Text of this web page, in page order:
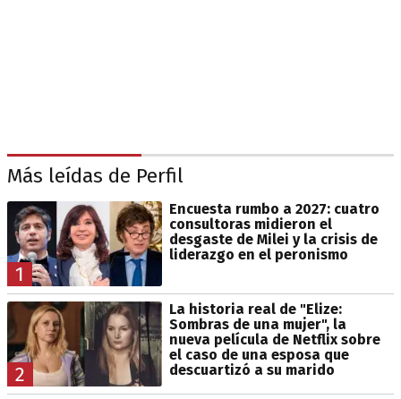
Más leídas de Perfil
1
Encuesta rumbo a 2027: cuatro
consultoras midieron el
desgaste de Milei y la crisis de
liderazgo en el peronismo
2
La historia real de "Elize:
Sombras de una mujer", la
nueva película de Netflix sobre
el caso de una esposa que
descuartizó a su marido